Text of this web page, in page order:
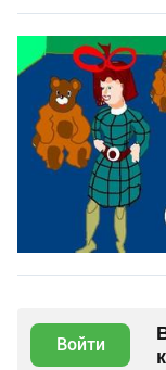
Войти